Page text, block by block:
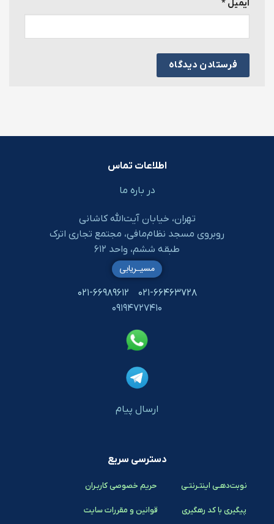
ایمیل *
اطلاعات تماس
در باره ما
تهران، خیابان آیت‌الله کاشانی
روبروی مسجد نظام‌مافی، مجتمع تجاری اترک
طبقه ششم، واحد ۶۱۲
۰۲۱-۶۶۴۶۳۷۲۸
۰۲۱-۶۶۹۸۹۶۱۲
۰۹۱۹۴۷۲۷۴۱۰
ارسال پیام
مسیـریابی
دسترسی سریع
نوبت‌دهـی اینتـرنتـی
پیگیری با کد رهگیری
حریم خصوصی کاربـران
قوانین و مقررات سایت